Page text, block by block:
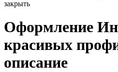
закрыть
Оформление
красивых
описание